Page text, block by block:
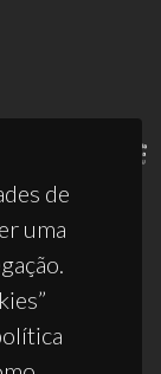
de
uma
) &
2025